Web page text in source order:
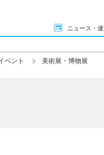
ニュース・
ベント 美術展・博物展